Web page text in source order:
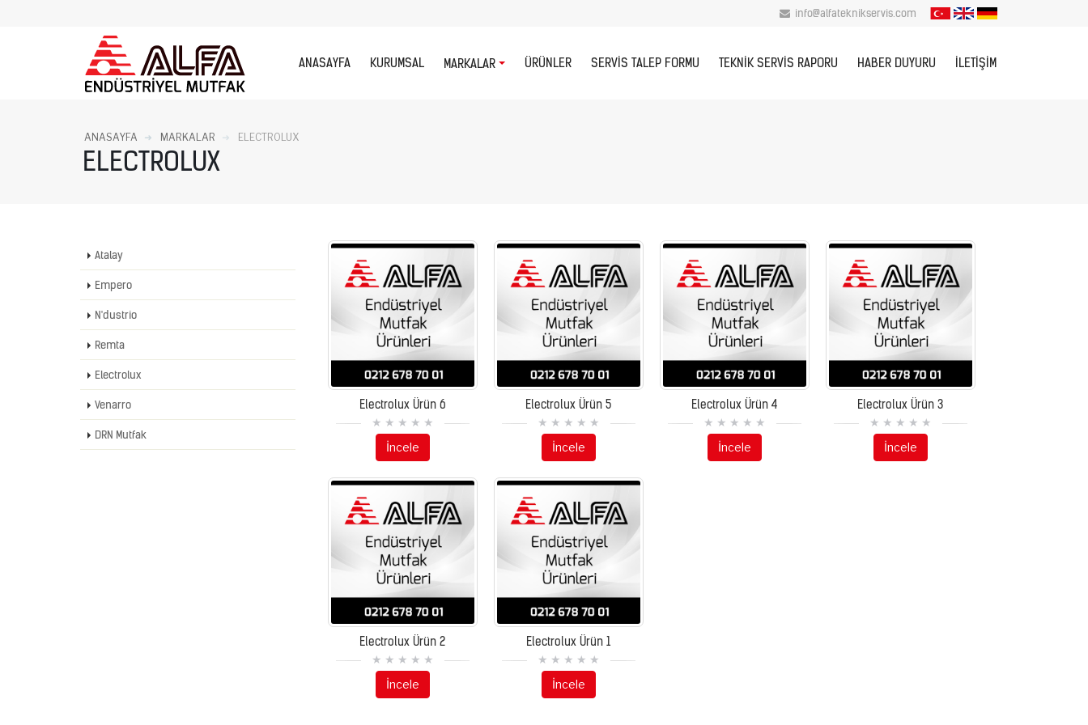
info@alfateknikservis.com
ANASAYFA KURUMSAL MARKALAR ÜRÜNLER SERVIS TALEP FORMU TEKNIK SERVIS RAPORU HABER DUYURU İLETIŞIM
ANASAYFA MARKALAR ELECTROLUX
ELECTROLUX
Electrolux Ürün 6
İncele
Electrolux Ürün 5
İncele
Electrolux Ürün 4
İncele
Electrolux Ürün 3
İncele
Electrolux Ürün 2
İncele
Electrolux Ürün 1
İncele
Atalay
Empero
N'dustrio
Remta
Electrolux
Venarro
DRN Mutfak